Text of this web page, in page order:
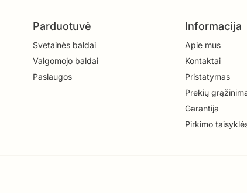
Parduotuvė
Svetainės baldai
Valgomojo baldai
Paslaugos
Informacija
Apie mus
Kontaktai
Pristatymas
Prekių
Garantija
Pirkimo